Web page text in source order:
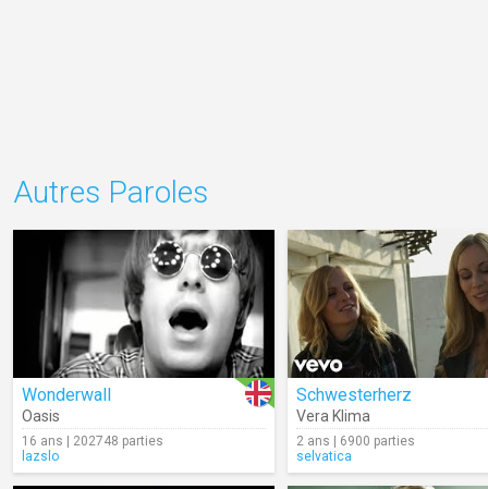
Autres Paroles
Wonderwall
Oasis
16 ans | 202748 parties
lazslo
Schwesterherz
Vera Klima
2 ans | 6900 parties
selvatica